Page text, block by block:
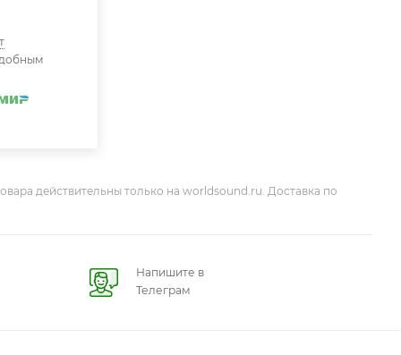
действительны только на worldsound.ru. Доставка по
Напишите в
Телеграм